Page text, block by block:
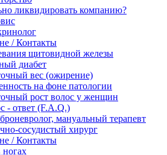
ликвидировать компанию?
/ Контакты
щитовидной железы
диабет
вес (ожирение)
на фоне патологии
рост волос у женщин
- ответ (F.A.Q.)
мануальный терапевт
сосудистый хирург
/ Контакты
ногах